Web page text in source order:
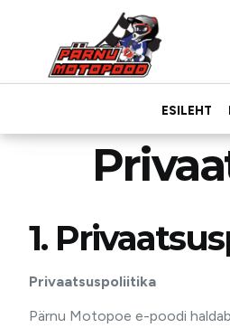
ESILEHT
1.
Privaatsuspoliitika
Pärnu Motopoe e-poodi haldab